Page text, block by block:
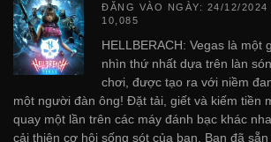
ĐĂNG VÀO NGÀY: 24/12/2024
10,085
HELLBERACH: Vegas là một
nhìn thứ nhất dựa trên làn
chơi, được tạo ra với niềm
một người đàn ông! Đặt tải, giết và kiếm tiền
quay một lần trên các máy đánh bạc khác
cải thiện cơ hội sống sót của bạn. Bạn đã sẵn